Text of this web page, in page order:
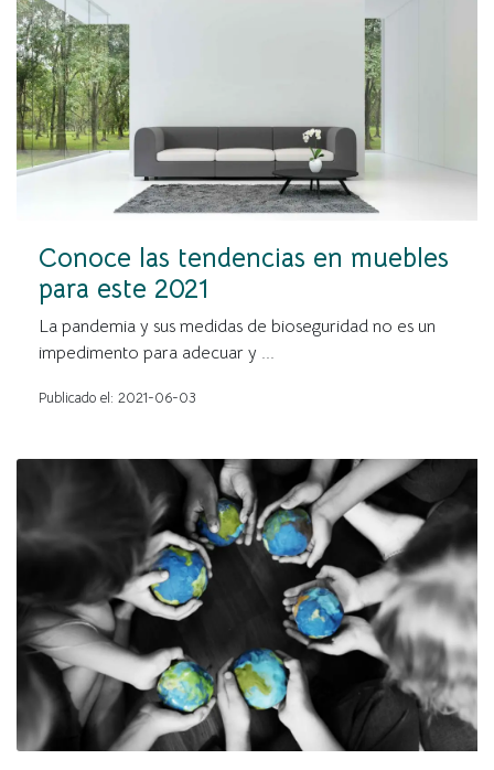
Conoce las tendencias en muebles
para este 2021
La pandemia y sus medidas de bioseguridad no es un
impedimento para adecuar y ...
Publicado el: 2021-06-03